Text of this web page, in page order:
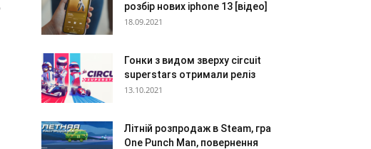
розбір нових iphone 13 [відео]
18.09.2021
Гонки з видом зверху circuit
superstars отримали реліз
13.10.2021
Літній розпродаж в Steam, гра
One Punch Man, повернення